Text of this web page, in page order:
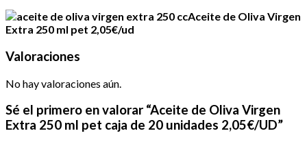
unidades
2,05€/UD
Aceite de Oliva Virgen
Extra 250 ml pet 2,05€/ud
Valoraciones
No hay valoraciones aún.
Sé el primero en valorar “Aceite de Oliva Virgen
Extra 250 ml pet caja de 20 unidades 2,05€/UD”